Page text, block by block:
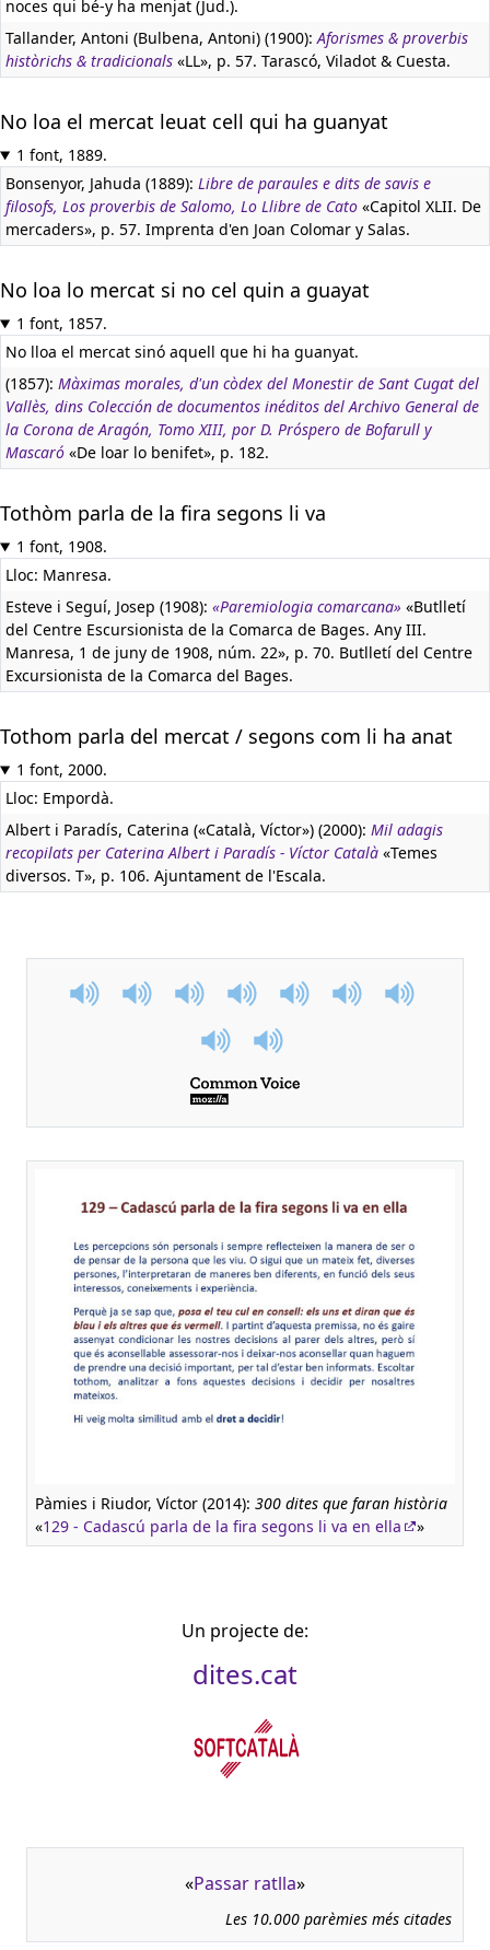
noces qui bé-y ha menjat (Jud.).
Tallander, Antoni (Bulbena, Antoni) (1900):Aforismes & proverbis
històrichs & tradicionals «LL», p. 57. Tarascó, Viladot & Cuesta.
No loa el mercat leuat cell qui ha guanyat
1 font, 1889.
Bonsenyor, Jahuda (1889): Libre de paraules e dits de savis e
filosofs, Los proverbis de Salomo, Lo Llibre de Cato «Capitol XLII. De
mercaders», p. 57. Imprenta d'en Joan Colomar y Salas.
No loa lo mercat si no cel quin a guayat
1 font, 1857.
No lloa el mercat sinó aquell que hi ha guanyat.
(1857): Màximas morales, d'un còdex del Monestir de Sant Cugat del
Vallès, dins Colección de documentos inéditos del Archivo General de
la Corona de Aragón, Tomo XIII, por D. Próspero de Bofarull y
Mascaró «De loar lo benifet», p. 182.
Tothòm parla de la fira segons li va
1 font, 1908.
Lloc: Manresa.
Esteve i Seguí, Josep (1908): «Paremiologia comarcana» «Butlletí
del Centre Escursionista de la Comarca de Bages. Any III.
Manresa, 1 de juny de 1908, núm. 22», p. 70. Butlletí del Centre
Excursionista de la Comarca del Bages.
Tothom parla del mercat / segons com li ha anat
1 font, 2000.
Lloc: Empordà.
Albert i Paradís, Caterina («Català, Víctor») (2000): Mil adagis
recopilats per Caterina Albert i Paradís - Víctor Català «Temes
diversos. T», p. 106. Ajuntament de l'Escala.
Pàmies i Riudor, Víctor (2014): 300 dites que faran història
«129 - Cadascú parla de la fira segons li va en ella »
Un projecte de:
dites.cat
«Passar ratlla»
Les 10.000 parèmies més citades